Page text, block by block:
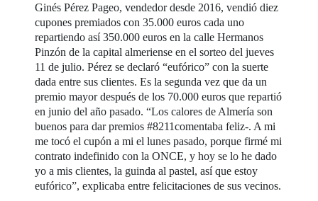
Ginés Pérez Pageo, vendedor desde 2016, vendió diez
cupones premiados con 35.000 euros cada uno
repartiendo así 350.000 euros en la calle Hermanos
Pinzón de la capital almeriense en el sorteo del jueves
11 de julio. Pérez se declaró “eufórico” con la suerte
dada entre sus clientes. Es la segunda vez que da un
premio mayor después de los 70.000 euros que repartió
en junio del año pasado. “Los calores de Almería son
buenos para dar premios #8211comentaba feliz-. A mi
me tocó el cupón a mi el lunes pasado, porque firmé mi
contrato indefinido con la ONCE, y hoy se lo he dado
yo a mis clientes, la guinda al pastel, así que estoy
eufórico”, explicaba entre felicitaciones de sus vecinos.